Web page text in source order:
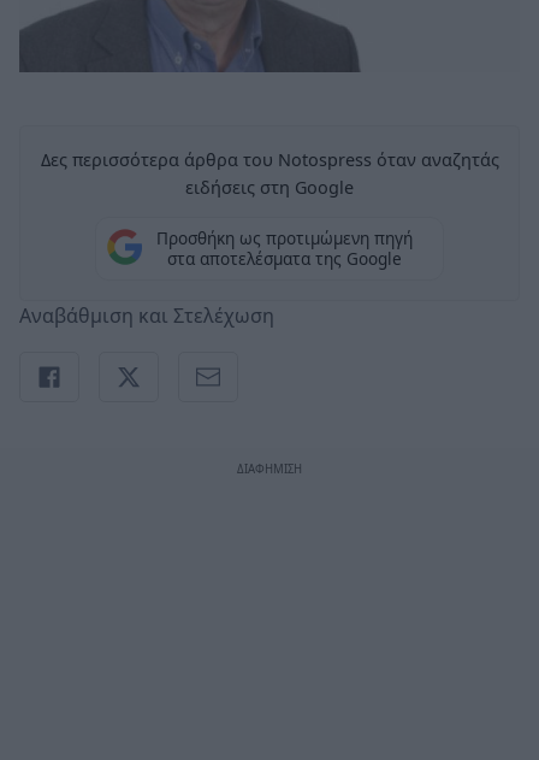
Δες περισσότερα άρθρα του Notospress όταν αναζητάς
ειδήσεις στη Google
Προσθήκη ως προτιμώμενη πηγή
στα αποτελέσματα της Google
Αναβάθμιση και Στελέχωση